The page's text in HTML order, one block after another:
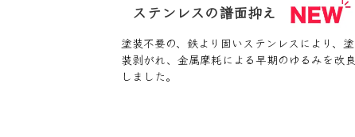
ステンレスの譜面抑え
塗装不要の、鉄より固いステンレスにより、塗
装剥がれ、金属摩耗による早期のゆるみを改良
しました。